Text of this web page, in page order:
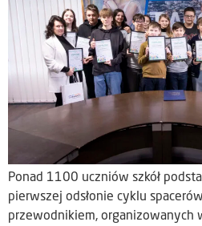
Ponad 1100 uczniów szkół
pierwszej odsłonie cyklu
przewodnikiem, organizowanych